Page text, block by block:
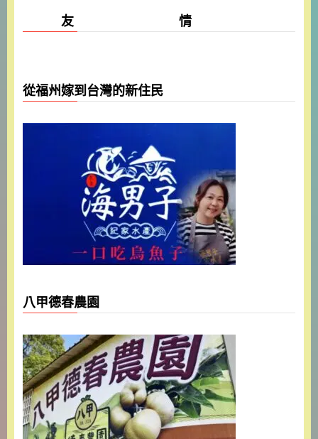
友 情
從福州嫁到台灣的新住民
八甲德春農園